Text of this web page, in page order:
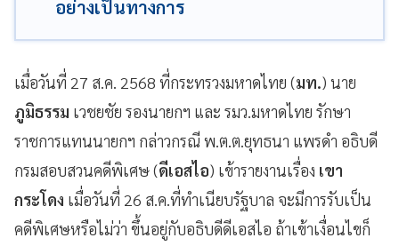
อย่างเป็นทางการ
เมื่อวันที่ 27 ส.ค. 2568 ที่กระทรวงมหาดไทย (มท.) นาย
ภูมิธรรม เวชยชัย รองนายกฯ และ รมว.มหาดไทย รักษา
ราชการแทนนายกฯ กล่าวกรณี พ.ต.ต.ยุทธนา แพรดำ อธิบดี
กรมสอบสวนคดีพิเศษ (ดีเอสไอ) เข้ารายงานเรื่อง เขา
กระโดง เมื่อวันที่ 26 ส.ค.ที่ทำเนียบรัฐบาล จะมีการรับเป็น
คดีพิเศษหรือไม่ว่า ขึ้นอยู่กับอธิบดีดีเอสไอ ถ้าเข้าเงื่อนไขก็